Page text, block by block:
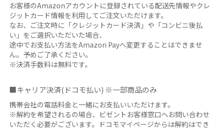
お客様のAmazonアカウントに登録されている配送先情報やクレ
ジットカード情報を利用してご注文いただけます。
なお、ご注文時に「クレジットカード決済」や「コンビニ後払
い」をご選択いただいた場合、
途中でお支払い方法をAmazon Payへ変更することはできませ
ん。予めご了承ください。
※決済手数料は無料です。
■キャリア決済(ドコモ払い) ※一部商品のみ
携帯会社の電話料金と一緒にお支払いいただけます。
※解約を希望されるの場合、ビゼントお客様窓口へお問い合わせ
いただく必要がございます。ドコモマイページからは解約はでき